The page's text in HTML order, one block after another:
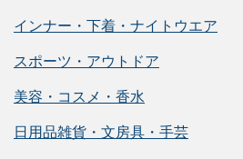
インナー・下着・ナイトウエア
スポーツ・アウトドア
美容・コスメ・香水
日用品雑貨・文房具・手芸